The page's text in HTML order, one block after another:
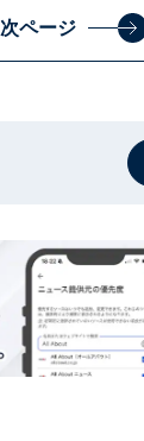
次ページ